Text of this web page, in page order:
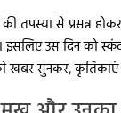
तपस्या से प्रसन्न
इसलिए उस दिन को
खबर सुनकर, कृतिकाएं